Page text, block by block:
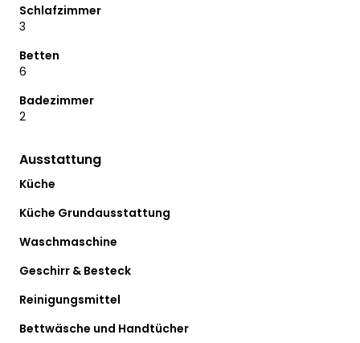
Schlafzimmer
3
Betten
6
Badezimmer
2
Ausstattung
Küche
Küche Grundausstattung
Waschmaschine
Geschirr & Besteck
Reinigungsmittel
Bettwäsche und Handtücher